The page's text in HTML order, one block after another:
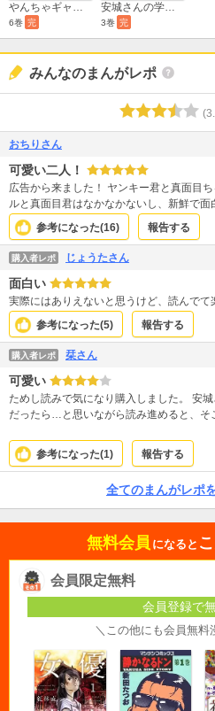
やんちゃギャルの安城さんたち 高1編
6巻 完
安城さんの学校の保健室の小牧先生
3巻 完
みんなのまんがレポ
(
おちりさん
可愛い二人！
広告から来ました！ ヤンキー君と真面目
ルと真面目君はなかなかないし、新鮮で面
参考になった(16) 報告する
購入者レポ じょうたさん
面白い
実際にはありえないと思うけど、読んでて
参考になった(5) 報告する
購入者レポ 栞さん
可愛い
ためし読みで気になり購入しました。 安
だったら…と思いながら読み進めると、そ
見えてきます。 ギャルと真面目な男の子
した！ 瀬戸くん次第で今後もっと発展し
(*^^*)
参考になった(1) 報告する
全てのまんがレポ
無料会員 になると
会員限定無料
会員登録で
＼この他にも会員無料